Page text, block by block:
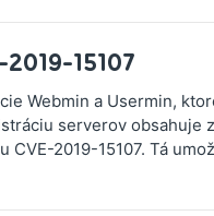
15107
Webmin a Usermin,
serverov obsahuje
CVE-2019-15107. Tá